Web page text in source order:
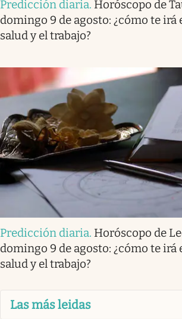
Predicción diaria. Horóscopo de
domingo 9 de agosto: ¿cómo te irá
salud y el trabajo?
Predicción diaria. Horóscopo de
domingo 9 de agosto: ¿cómo te irá
salud y el trabajo?
Las más leidas